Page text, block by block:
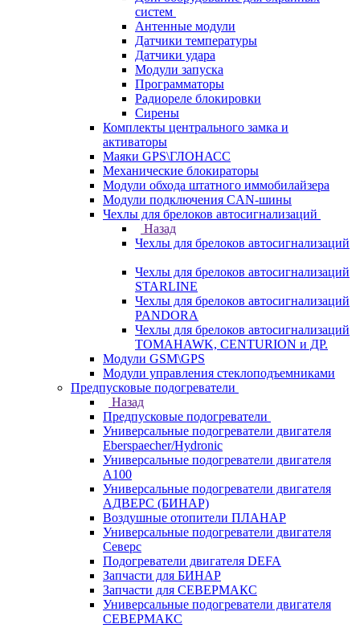
систем
Антенные модули
Датчики температуры
Датчики удара
Модули запуска
Программаторы
Радиореле блокировки
Сирены
Комплекты центрального замка и
активаторы
Маяки GPS\ГЛОНАСС
Механические блокираторы
Модули обхода штатного иммобилайзера
Модули подключения CAN-шины
Чехлы для брелоков автосигнализаций
Назад
Чехлы для брелоков автосигнализаций
Чехлы для брелоков автосигнализаций
STARLINE
Чехлы для брелоков автосигнализаций
PANDORA
Чехлы для брелоков автосигнализаций
TOMAHAWK, CENTURION и ДР.
Модули GSM\GPS
Модули управления стеклоподъемниками
Предпусковые подогреватели
Назад
Предпусковые подогреватели
Универсальные подогреватели двигателя
Eberspaecher/Hydronic
Универсальные подогреватели двигателя
A100
Универсальные подогреватели двигателя
АДВЕРС (БИНАР)
Воздушные отопители ПЛАНАР
Универсальные подогреватели двигателя
Северс
Подогреватели двигателя DEFA
Запчасти для БИНАР
Запчасти для СЕВЕРМАКС
Универсальные подогреватели двигателя
СЕВЕРМАКС